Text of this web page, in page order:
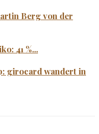
Berg von der
41 %...
girocard wandert in